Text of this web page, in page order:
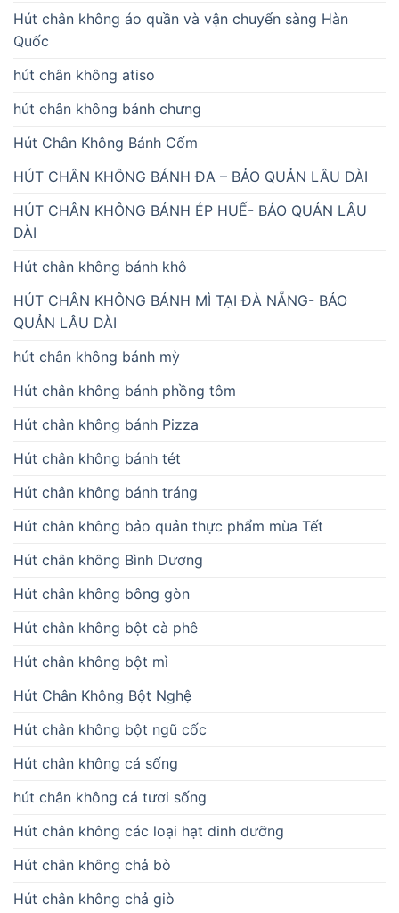
Hút chân không áo quần và vận chuyển sàng Hàn
Quốc
hút chân không atiso
hút chân không bánh chưng
Hút Chân Không Bánh Cốm
HÚT CHÂN KHÔNG BÁNH ĐA – BẢO QUẢN LÂU DÀI
HÚT CHÂN KHÔNG BÁNH ÉP HUẾ- BẢO QUẢN LÂU
DÀI
Hút chân không bánh khô
HÚT CHÂN KHÔNG BÁNH MÌ TẠI ĐÀ NẴNG- BẢO
QUẢN LÂU DÀI
hút chân không bánh mỳ
Hút chân không bánh phồng tôm
Hút chân không bánh Pizza
Hút chân không bánh tét
Hút chân không bánh tráng
Hút chân không bảo quản thực phẩm mùa Tết
Hút chân không Bình Dương
Hút chân không bông gòn
Hút chân không bột cà phê
Hút chân không bột mì
Hút Chân Không Bột Nghệ
Hút chân không bột ngũ cốc
Hút chân không cá sống
hút chân không cá tươi sống
Hút chân không các loại hạt dinh dưỡng
Hút chân không chả bò
Hút chân không chả giò